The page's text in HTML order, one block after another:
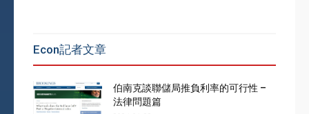
Econ記者文章
伯南克談聯儲局推負利率的可行性 –
法律問題篇